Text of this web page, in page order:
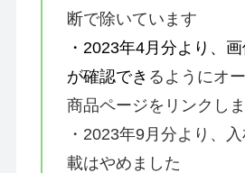
断で除いています
・2023年4月分より、
が確認でき るようにオ
商品ページをリンクし
・2023年9月分より、
載はやめました